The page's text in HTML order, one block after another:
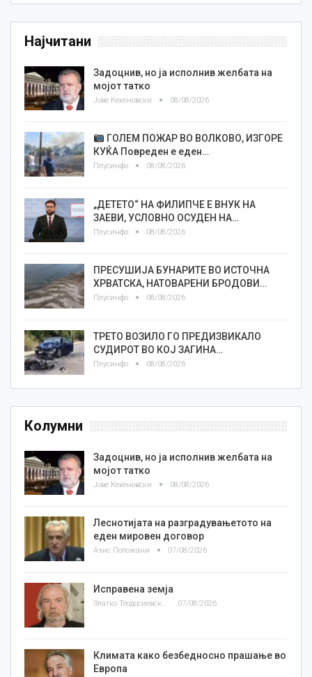
Најчитани
Задоцнив, но ја исполнив желбата на
мојот татко
Јове Кекеновски 08/08/2026
ГОЛЕМ ПОЖАР ВО ВОЛКОВО, ИЗГОРЕ
КУЌА Повреден е еден…
Плусинфо 08/08/2026
„ДЕТЕТО“ НА ФИЛИПЧЕ Е ВНУК НА
ЗАЕВИ, УСЛОВНО ОСУДЕН НА…
Плусинфо 08/08/2026
ПРЕСУШИЈА БУНАРИТЕ ВО ИСТОЧНА
ХРВАТСКА, НАТОВАРЕНИ БРОДОВИ…
Плусинфо 08/08/2026
ТРЕТО ВОЗИЛО ГО ПРЕДИЗВИКАЛО
СУДИРОТ ВО КОЈ ЗАГИНА…
Плусинфо 08/08/2026
Колумни
Задоцнив, но ја исполнив желбата на
мојот татко
Јове Кекеновски 08/08/2026
Леснотијата на разградувањетото на
еден мировен договор
Азис Положани 07/08/2026
Исправена земја
Златко Теодосиевски 07/08/2026
Климата како безбедносно прашање во
Европа